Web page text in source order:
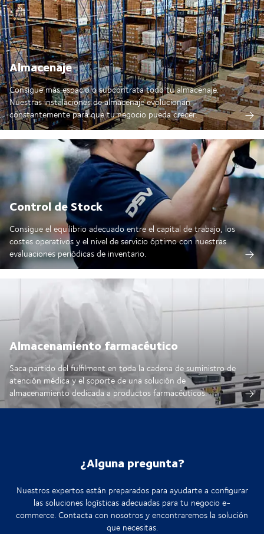
Almacenaje
Consigue más espacio o subcontrata todo tu almacenaje.
Nuestras instalaciones de almacenaje evolucionan
constantemente para que tu negocio pueda crecer.
Control de Stock
Consigue el equilibrio adecuado entre el capital de trabajo, los
costes operativos y el nivel de servicio óptimo con nuestras
evaluaciones periódicas de inventario.
Almacenamiento farmacéutico
Saca partido del fulfilment en toda la cadena de suministro de
atención médica y el soporte de una solución de
almacenamiento dedicada a productos farmacéuticos.
¿Alguna pregunta?
Nuestros expertos están preparados para ayudarte a configurar
las soluciones logísticas adecuadas para tu negocio e-
commerce. Contacta con nosotros y encontraremos la solución
que necesitas.